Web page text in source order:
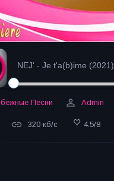
NEJ' - Je t'a(b)ime (2021)
Песни Admin
320 кб/с 4.5/8